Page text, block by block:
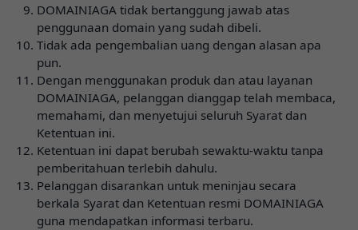
DOMAINIAGA tidak bertanggung jawab atas
penggunaan domain yang sudah dibeli.
Tidak ada pengembalian uang dengan alasan apa
pun.
Dengan menggunakan produk dan atau layanan
DOMAINIAGA, pelanggan dianggap telah membaca,
memahami, dan menyetujui seluruh Syarat dan
Ketentuan ini.
Ketentuan ini dapat berubah sewaktu-waktu tanpa
pemberitahuan terlebih dahulu.
Pelanggan disarankan untuk meninjau secara
berkala Syarat dan Ketentuan resmi DOMAINIAGA
guna mendapatkan informasi terbaru.